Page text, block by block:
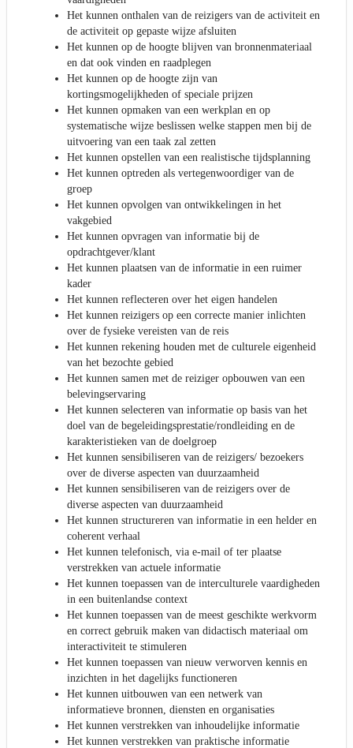
Het kunnen onthalen van de reizigers van de activiteit en
de activiteit op gepaste wijze afsluiten
Het kunnen op de hoogte blijven van bronnenmateriaal
en dat ook vinden en raadplegen
Het kunnen op de hoogte zijn van
kortingsmogelijkheden of speciale prijzen
Het kunnen opmaken van een werkplan en op
systematische wijze beslissen welke stappen men bij de
uitvoering van een taak zal zetten
Het kunnen opstellen van een realistische tijdsplanning
Het kunnen optreden als vertegenwoordiger van de
groep
Het kunnen opvolgen van ontwikkelingen in het
vakgebied
Het kunnen opvragen van informatie bij de
opdrachtgever/klant
Het kunnen plaatsen van de informatie in een ruimer
kader
Het kunnen reflecteren over het eigen handelen
Het kunnen reizigers op een correcte manier inlichten
over de fysieke vereisten van de reis
Het kunnen rekening houden met de culturele eigenheid
van het bezochte gebied
Het kunnen samen met de reiziger opbouwen van een
belevingservaring
Het kunnen selecteren van informatie op basis van het
doel van de begeleidingsprestatie/rondleiding en de
karakteristieken van de doelgroep
Het kunnen sensibiliseren van de reizigers/ bezoekers
over de diverse aspecten van duurzaamheid
Het kunnen sensibiliseren van de reizigers over de
diverse aspecten van duurzaamheid
Het kunnen structureren van informatie in een helder en
coherent verhaal
Het kunnen telefonisch, via e-mail of ter plaatse
verstrekken van actuele informatie
Het kunnen toepassen van de interculturele vaardigheden
in een buitenlandse context
Het kunnen toepassen van de meest geschikte werkvorm
en correct gebruik maken van didactisch materiaal om
interactiviteit te stimuleren
Het kunnen toepassen van nieuw verworven kennis en
inzichten in het dagelijks functioneren
Het kunnen uitbouwen van een netwerk van
informatieve bronnen, diensten en organisaties
Het kunnen verstrekken van inhoudelijke informatie
Het kunnen verstrekken van praktische informatie